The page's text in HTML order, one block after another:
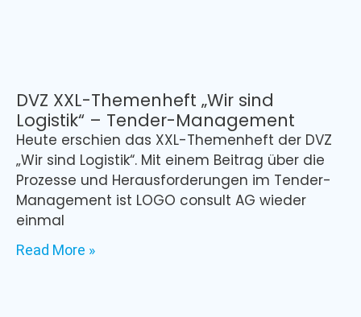
DVZ XXL-Themenheft „Wir sind
Logistik“ – Tender-Management
Heute erschien das XXL-Themenheft der DVZ
„Wir sind Logistik“. Mit einem Beitrag über die
Prozesse und Herausforderungen im Tender-
Management ist LOGO consult AG wieder
einmal
Read More »